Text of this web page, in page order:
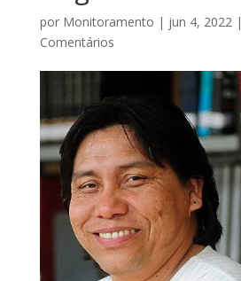
por Monitoramento | jun 4, 2022|
Comentários